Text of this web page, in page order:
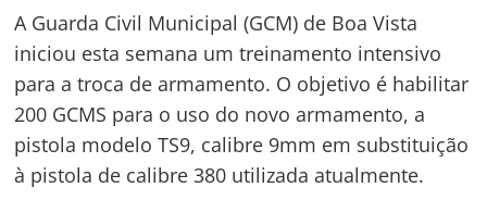
A Guarda Civil Municipal (GCM) de Boa Vista
iniciou esta semana um treinamento intensivo
para a troca de armamento. O objetivo é habilitar
200 GCMS para o uso do novo armamento, a
pistola modelo TS9, calibre 9mm em substituição
à pistola de calibre 380 utilizada atualmente.